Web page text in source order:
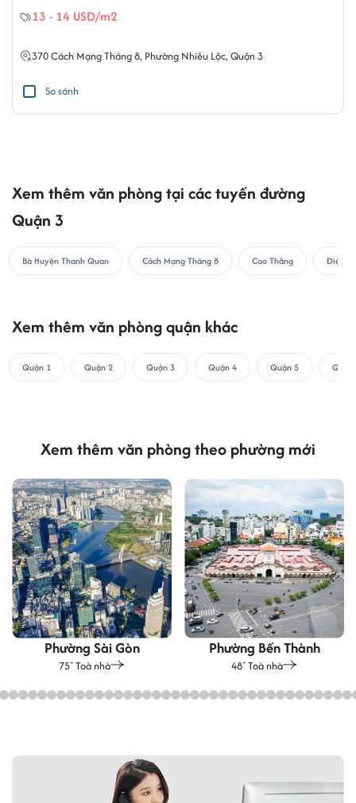
13 - 14 USD/m2
370Cách Mạng Tháng 8, Phường Nhiêu Lộc, Quận 3
So sánh
Xem thêm văn phòng tại các tuyến đường
Quận 3
Bà Huyện Thanh Quan Cách Mạng Tháng 8 Cao Thắng Điện
Xem thêm văn phòng quận khác
Quận 1 Quận 2 Quận 3 Quận 4 Quận 5 Quận
Xem thêm văn phòng theo phường mới
Phường Sài Gòn
75+ Toà nhà
Phường Bến Thành
48+ Toà nhà